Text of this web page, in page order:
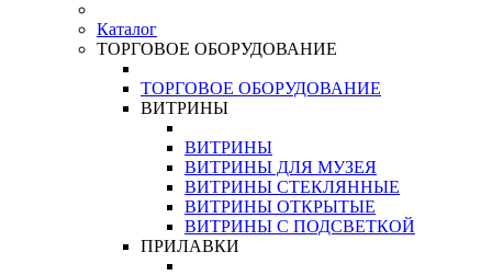
Каталог
ТОРГОВОЕ ОБОРУДОВАНИЕ
ТОРГОВОЕ ОБОРУДОВАНИЕ
ВИТРИНЫ
ВИТРИНЫ
ВИТРИНЫ ДЛЯ МУЗЕЯ
ВИТРИНЫ СТЕКЛЯННЫЕ
ВИТРИНЫ ОТКРЫТЫЕ
ВИТРИНЫ С ПОДСВЕТКОЙ
ПРИЛАВКИ